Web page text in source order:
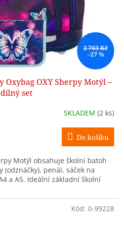
2 763 Kč
–27 %
Oxybag OXY Sherpy Motýl –
set
SKLADEM (2 ks)
Do košíku
Motýl obsahuje školní batoh
penál, sáček na
a A5. Ideální základní školní
Kód: 0-99228